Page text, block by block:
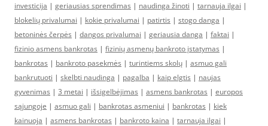
investicija | geriausias sprendimas | naudinga žinoti | tarnauja ilgai |
blokelių privalumai | kokie privalumai | patirtis | stogo danga |
betoninės čerpės | dangos privalumai | geriausia danga | faktai |
fizinio asmens bankrotas | fizinių asmenų bankroto įstatymas |
bankrotas | bankroto pasekmės | turintiems skolų | asmuo gali
bankrutuoti | skelbti naudinga | pagalba | kaip elgtis | naujas
gyvenimas | 3 metai | išsigelbėjimas | asmens bankrotas | europos
sąjungoje | asmuo gali | bankrotas asmeniui | bankrotas | kiek
kainuoja | asmens bankrotas | bankroto kaina | tarnauja ilgai |